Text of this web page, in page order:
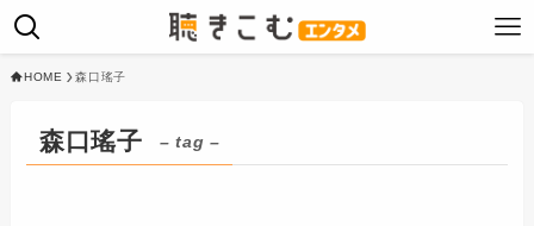
HOME 森口瑤子
森口瑤子 – tag –